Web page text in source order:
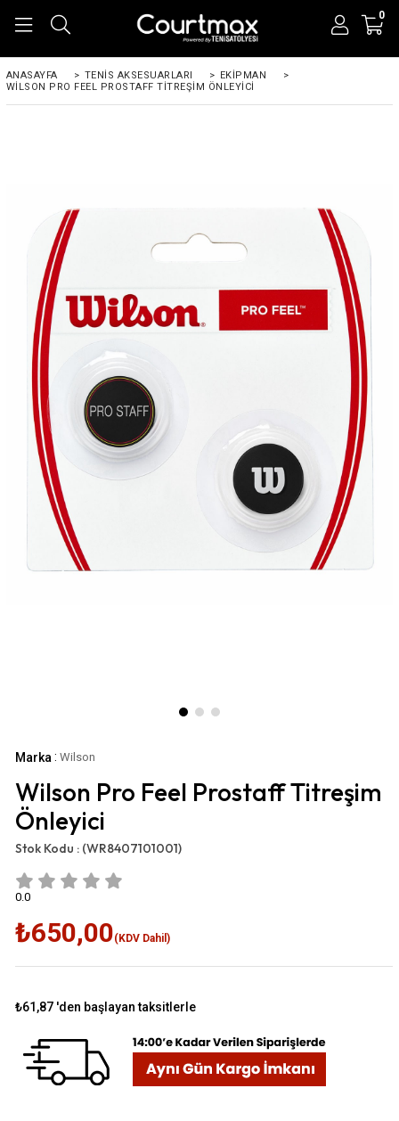
0
ANASAYFA > TENIS AKSESUARLARI > EKIPMAN
>
WILSON PRO FEEL PROSTAFF TITREŞIM ÖNLEYICI
Marka : Wilson
Wilson Pro Feel Prostaff Titreşim
Önleyici
Stok Kodu : (WR8407101001)
0.0
₺650,00(KDV Dahil)
₺61,87 'den başlayan taksitlerle